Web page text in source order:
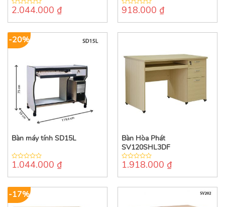
0
of
2.044.000 ₫
0
of
918.000 ₫
-20%
Bàn máy tính SD15L
0
of
1.044.000 ₫
Bàn Hòa Phát
SV120SHL3DF
0
of
1.918.000 ₫
-17%